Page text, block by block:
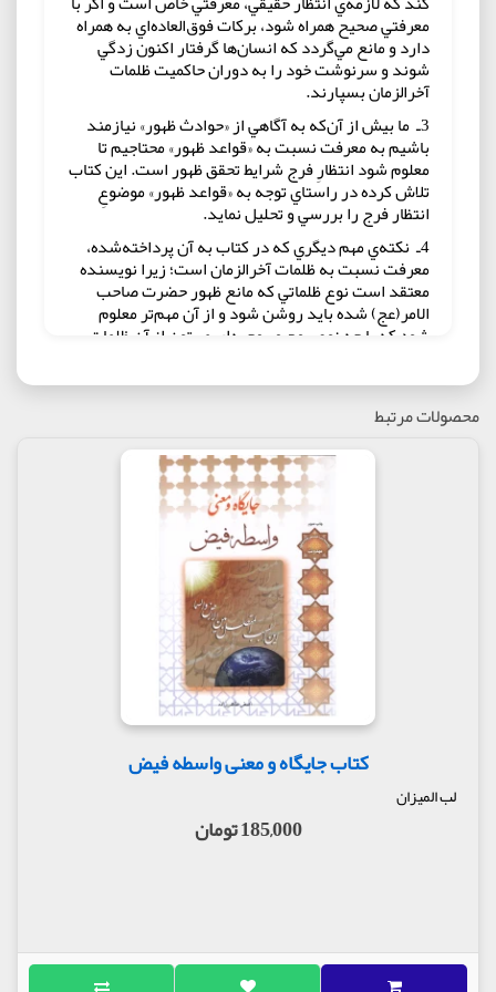
معرفتي صحيح همراه شود، برکات فوق‌العاده‌اي‌ به همراه
دارد و مانع مي‌گردد كه انسان‌ها گرفتار اکنون زدگي
شوند و سرنوشت خود را به دوران حاکميت ظلمات
آخرالزمان بسپارند.
3ـ ما بيش از آن‌که به آگاهي از «حوادث ظهور» نيازمند
باشيم به معرفت نسبت به «قواعد ظهور» محتاجيم تا
معلوم شود انتظارِ فرج شرايط تحقق ظهور است. اين کتاب
تلاش کرده در راستاي توجه به «قواعد ظهور» موضوعِ
انتظار فرج را بررسي و تحليل نمايد.
4ـ نکته‌ي مهم ديگري که در کتاب به آن پرداخته‌شده،
معرفت نسبت به ظلمات آخرالزمان است؛ زيرا نويسنده
معتقد است نوع ظلماتي که مانع ظهور حضرت صاحب
الامر(عج) شده بايد روشن شود و از آن مهم‌تر معلوم
شود كه با چه نوع روح و روحيه‌اي مي‌تون از آن ظلمات
که آن از جنس ظلمات آخرالزمان است و يک نوع رجوع به
5ـ در این کتاب، روشن مي‌شود علت تحقق انقلاب
اسلامي،‌ فرهنگ انتظار بود و در زير سايه‌ي آن فرهنگ،
ملّت ايران توانست قدمي جهت نزديک‌شدن به هدف
نهايي بردارد و سرنوشت تاريخي خود را بهبود بخشد و به
همان اندازه از استعداد‌هاي معنويِ عالم بهره‌مند شود.
پيروزي انقلاب اسلامي در زمانه‌اي که بسياري پذيرفته
‌بودند دوره‌ي حاکميت دين گذشته‌است، نشان داد
عقيده به انتظارِ فرج يک عقيده‌ي واقع بينانه و منطقي
6ـ حضور تاريخي در اردوگاه و خيمه‌ي حضرت قائم(عج)
در اثر انتظارِ حاکميت امام معصوم، از ظريف‌ترين نکاتي
است که نويسنده به آن پرداخته‌است و سعي دارد
روشن کند به واقع اگر انتظار با معرفتي صحيح انجام
گيرد، در همين زمان، جان انسان را به شکوفايي مطلوب
مي‌کشاند و از تمام بيست و هفت حرف علمي که در زمان
ظهور به صحنه مي‌آيد بهره‌مند مي‌گردد. چون در همين
زمان توانسته‌است از خداي ليبرال دموکراسي به خداي
فتوح آخرالزماني را بشناسيم تا به خوبي با حجاب‌هاي
محصولات مرتبط
کتاب جایگاه و معنی واسطه فیض
لب المیزان
185,000 تومان